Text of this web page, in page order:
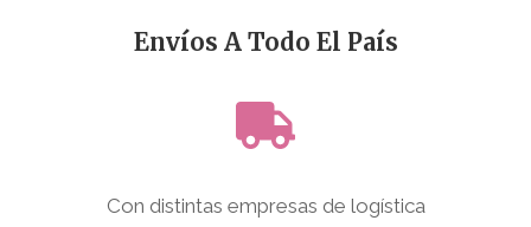
Envíos A Todo El País
Con distintas empresas de logística